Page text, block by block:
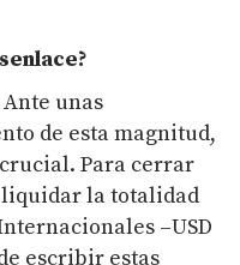
unas
de esta magnitud,
Para cerrar
la totalidad
–USD
escribir estas